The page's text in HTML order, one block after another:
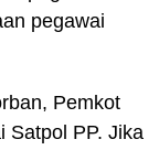
pegawai
Pemkot
Satpol PP. Jika